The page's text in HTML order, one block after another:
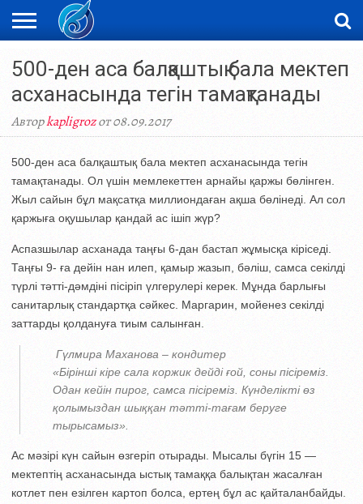
ЖАҢАЛЫҚТАР
НОВОСТИ
ВИДЕО
ФОТОРЕПОРТАЖИ
ОРКЕН
LIVETV
500-ден аса балқаштық бала мектеп
асханасында тегін тамақтанады
Авторkapligrozот 08.09.2017
500-ден аса балқаштық бала мектеп асханасында тегін
тамақтанады. Ол үшін мемлекеттен арнайы қаржы бөлінген.
Жыл сайын бұл мақсатқа миллиондаған ақша бөлінеді. Ал сол
қаржыға оқушылар қандай ас ішіп жүр?
Аспазшылар асханада таңғы 6-дан бастап жұмысқа кіріседі.
Таңғы 9- ға дейін нан илеп, қамыр жазып, бәліш, самса секілді
түрлі тәтті-дәмдіні пісіріп үлгерулері керек. Мұнда барлығы
санитарлық стандартқа сәйкес. Маргарин, мойенез секілді
заттарды қолдануға тиым салынған.
Гүлмира Маханова – кондитер
«Бірінші кіре сала коржик дейді ғой, соны пісіреміз.
Одан кейін пирог, самса пісіреміз. Күнделікті өз
қолымыздан шыққан тәтті-тағам беруге
тырысамыз».
Ас мәзірі күн сайын өзгеріп отырады. Мысалы бүгін 15 —
мектептің асханасында ыстық тамаққа балықтан жасалған
котлет пен езілген картоп болса, ертең бұл ас қайталанбайды.